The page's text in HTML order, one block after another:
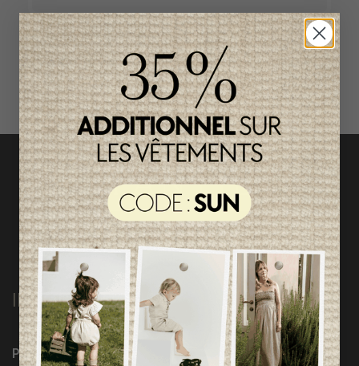
ACCÈS RAPIDE
magasinez par catégorie
INFORMATIONS
Programme Loyauté